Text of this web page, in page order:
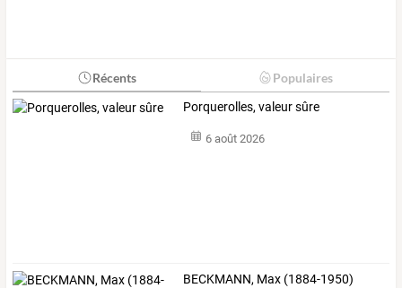
Récents Populaires
Porquerolles, valeur sûre
6 août 2026
BECKMANN, Max (1884-1950)